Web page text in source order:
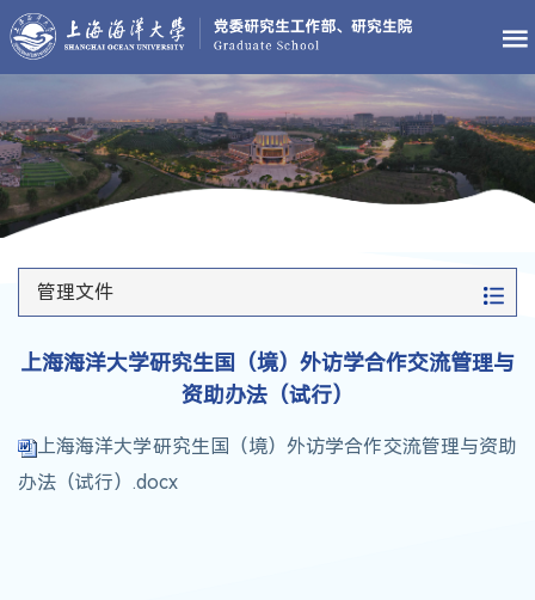
管理文件
上海海洋大学研究生国（境）外访学合作交流管理与
资助办法（试行）
上海海洋大学研究生国（境）外访学合作交流管理与资助
办法（试行）.docx